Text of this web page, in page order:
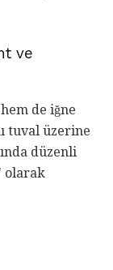
ve
de iğne
tuval üzerine
düzenli
olarak